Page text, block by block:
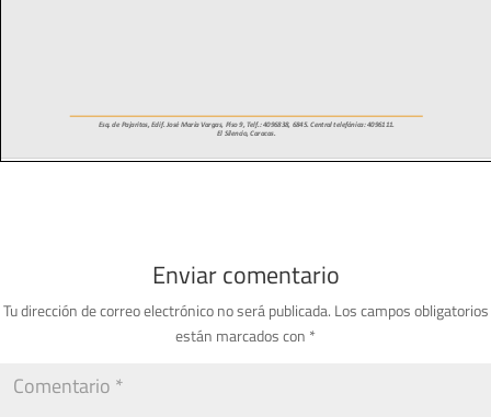
Enviar comentario
Tu dirección de correo electrónico no será publicada. Los campos obligatorios
están marcados con *